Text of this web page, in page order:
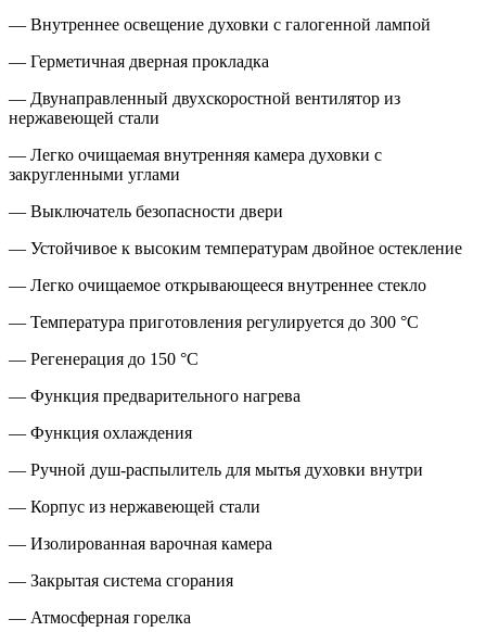
— Внутреннее освещение духовки с галогенной лампой
— Герметичная дверная прокладка
— Двунаправленный двухскоростной вентилятор из
нержавеющей стали
— Легко очищаемая внутренняя камера духовки с
закругленными углами
— Выключатель безопасности двери
— Устойчивое к высоким температурам двойное остекление
— Легко очищаемое открывающееся внутреннее стекло
— Температура приготовления регулируется до 300 °C
— Регенерация до 150 °C
— Функция предварительного нагрева
— Функция охлаждения
— Ручной душ-распылитель для мытья духовки внутри
— Корпус из нержавеющей стали
— Изолированная варочная камера
— Закрытая система сгорания
— Атмосферная горелка